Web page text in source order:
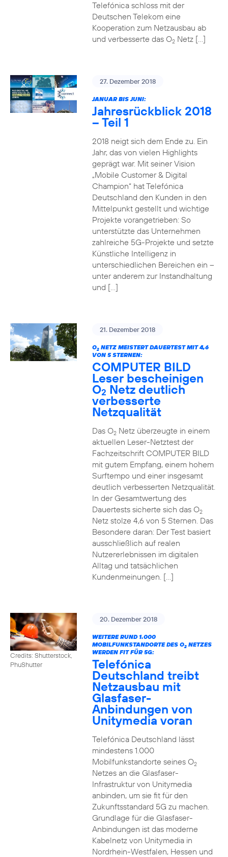
Telefónica schloss mit der
Deutschen Telekom eine
Kooperation zum Netzausbau ab
und verbesserte das O2Netz […]
27. Dezember 2018
JANUAR BIS JUNI:
Jahresrückblick 2018
– Teil 1
2018 neigt sich dem Ende zu. Ein
Jahr, das von vielen Highlights
geprägt war. Mit seiner Vision
„Mobile Customer & Digital
Champion“ hat Telefónica
Deutschland den Kunden in den
Mittelpunkt gestellt und wichtige
Projekte vorangetrieben: So
unterstützte das Unternehmen
zahlreiche 5G-Projekte und setzte
Künstliche Intelligenz in
unterschiedlichen Bereichen ein –
unter anderem zur Instandhaltung
und […]
21. Dezember 2018
O2NETZ MEISTERT DAUERTEST MIT 4,6
VON 5 STERNEN:
COMPUTER BILD
Leser bescheinigen
O2 Netz deutlich
verbesserte
Netzqualität
Das O2Netz überzeugte in einem
aktuellen Leser-Netztest der
Fachzeitschrift COMPUTER BILD
mit gutem Empfang, einem hohem
Surftempo und einer insgesamt
deutlich verbesserten Netzqualität.
In der Gesamtwertung des
Dauertests sicherte sich das O2
Netz stolze 4,6 von 5 Sternen. Das
Besondere daran: Der Test basiert
ausschließlich auf realen
Nutzererlebnissen im digitalen
Alltag und tatsächlichen
Kundenmeinungen. […]
Credits: Shutterstock,
PhuShutter
20. Dezember 2018
WEITERE RUND 1.000
MOBILFUNKSTANDORTE DES O2NETZES
WERDEN FIT FÜR 5G:
Telefónica
Deutschland treibt
Netzausbau mit
Glasfaser-
Anbindungen von
Unitymedia voran
Telefónica Deutschland lässt
mindestens 1.000
Mobilfunkstandorte seines O2
Netzes an die Glasfaser-
Infrastruktur von Unitymedia
anbinden, um sie fit für den
Zukunftsstandard 5G zu machen.
Grundlage für die Glasfaser-
Anbindungen ist das moderne
Kabelnetz von Unitymedia in
Nordrhein-Westfalen, Hessen und